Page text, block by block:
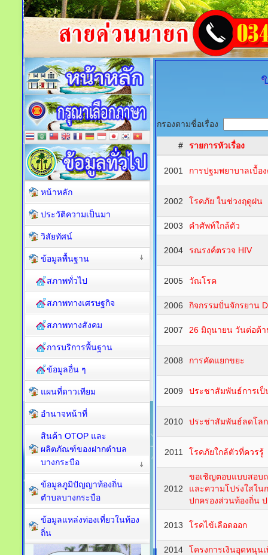
กรองตามชื่อเรื่อง
# รายการหัวเรื่อง
2001 การปฐมพยาบาลเบื้อ
2002 โรคภัย ในช่วงฤดูฝน
2003 คำศัพท์ใกล้ตัว
2004 รณรงค์ตรวจ HIV
2005 วัณโรค
2006 กิจกรรมปั่นจักรยาน
2007 26 มิถุนายน วันต่อต้
2008 การคัดแยกขยะ
2009 ประชาสัมพันธ์การเ
2010 ประช่าสัมพันธ์ลดโลก
2011 โรคภัยใกล้ตัวที่ควรรู้
2012
ขอเชิญตอบแบบสอบ
และความโปร่งใสใน
ปกครองส่วนท้องถิ่น
2013 โรคไข้เลือดออก
2014
โครงการเงินอุดหนุนเ
หน้าหลัก
ประวัติความเป็นมา
วิสัยทัศน์
ข้อมูลพื้นฐาน
สภาพทั่วไป
สภาพทางเศรษฐกิจ
สภาพทางสังคม
การบริการพื้นฐาน
ข้อมูลอื่น ๆ
แผนที่ดาวเทียม
อำนาจหน้าที่
สินค้า OTOP และ
ผลิตภัณฑ์ของฝากตำบล
บางกระบือ
ข้อมูลภูมิปัญญาท้องถิ่น
ตำบลบางกระบือ
ข้อมูลแหล่งท่องเที่ยวในท้อง
ถิ่น